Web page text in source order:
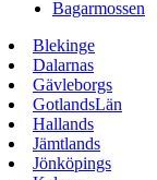
Bagarmossen
Blekinge
Dalarnas
Gävleborgs
GotlandsLän
Hallands
Jämtlands
Jönköpings